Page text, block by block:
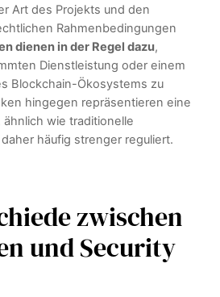
Art des Projekts und den
Rahmenbedingungen
dienen in der Regel dazu,
Dienstleistung oder einem
Blockchain-Ökosystems zu
hingegen repräsentieren eine
wie traditionelle
häufig strenger reguliert.
zwischen
und Security